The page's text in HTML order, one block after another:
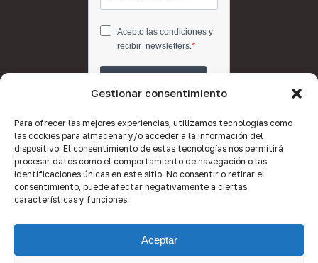
Gestionar consentimiento
Para ofrecer las mejores experiencias, utilizamos tecnologías como
las cookies para almacenar y/o acceder a la información del
dispositivo. El consentimiento de estas tecnologías nos permitirá
procesar datos como el comportamiento de navegación o las
identificaciones únicas en este sitio. No consentir o retirar el
consentimiento, puede afectar negativamente a ciertas
características y funciones.
Aceptar